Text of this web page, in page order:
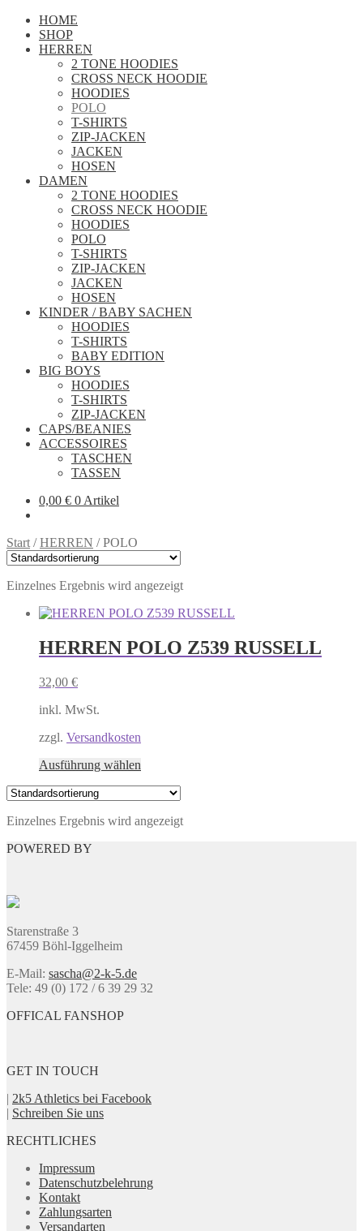
HOME
SHOP
HERREN
2 TONE HOODIES
CROSS NECK HOODIE
HOODIES
POLO
T-SHIRTS
ZIP-JACKEN
JACKEN
HOSEN
DAMEN
2 TONE HOODIES
CROSS NECK HOODIE
HOODIES
POLO
T-SHIRTS
ZIP-JACKEN
JACKEN
HOSEN
KINDER / BABY SACHEN
HOODIES
T-SHIRTS
BABY EDITION
BIG BOYS
HOODIES
T-SHIRTS
ZIP-JACKEN
CAPS/BEANIES
ACCESSOIRES
TASCHEN
TASSEN
0,00 € 0 Artikel
Start /HERREN /POLO
Einzelnes Ergebnis wird angezeigt
HERREN POLO Z539 RUSSELL
32,00 €
inkl. MwSt.
zzgl. Versandkosten
Ausführung wählen
Varianten
Einzelnes Ergebnis wird angezeigt
POWERED BY
Starenstraße 3
67459 Böhl-Iggelheim
E-Mail: sascha@2-k-5.de
Tele: 49 (0) 172 / 6 39 29 32
OFFICAL FANSHOP
GET IN TOUCH
| 2k5 Athletics bei Facebook
| Schreiben Sie uns
RECHTLICHES
Impressum
Datenschutzbelehrung
Kontakt
Zahlungsarten
Versandarten